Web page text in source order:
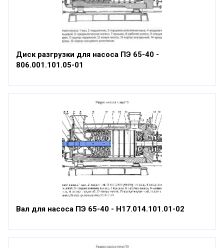
Диск разгрузки для насоса ПЭ 65-40 -
806.001.101.05-01
Вал для насоса ПЭ 65-40 - Н17.014.101.01-02